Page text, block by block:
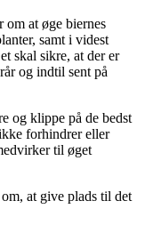
at øge biernes
samt i videst
skal sikre, at der er
og indtil sent på
og klippe på de bedst
forhindrer eller
til øget
at give plads til det